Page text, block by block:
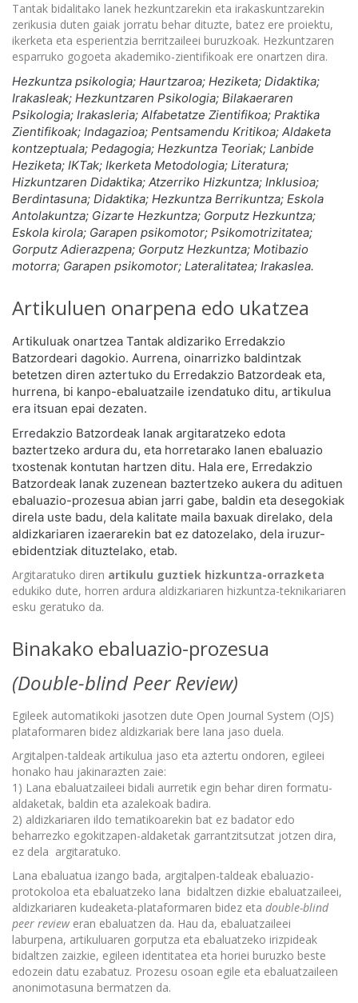
Tantak bidalitako lanek hezkuntzarekin eta irakaskuntzarekin
zerikusia duten gaiak jorratu behar dituzte, batez ere proiektu,
ikerketa eta esperientzia berritzaileei buruzkoak. Hezkuntzaren
esparruko gogoeta akademiko-zientifikoak ere onartzen dira.
Hezkuntza psikologia; Haurtzaroa; Heziketa; Didaktika;
Irakasleak; Hezkuntzaren Psikologia; Bilakaeraren
Psikologia; Irakasleria; Alfabetatze Zientifikoa; Praktika
Zientifikoak; Indagazioa; Pentsamendu Kritikoa; Aldaketa
kontzeptuala; Pedagogia; Hezkuntza Teoriak; Lanbide
Heziketa; IKTak; Ikerketa Metodologia; Literatura;
Hizkuntzaren Didaktika; Atzerriko Hizkuntza; Inklusioa;
Berdintasuna; Didaktika; Hezkuntza Berrikuntza; Eskola
Antolakuntza; Gizarte Hezkuntza; Gorputz Hezkuntza;
Eskola kirola; Garapen psikomotor; Psikomotrizitatea;
Gorputz Adierazpena; Gorputz Hezkuntza; Motibazio
motorra; Garapen psikomotor; Lateralitatea; Irakaslea.
Artikuluen onarpena edo ukatzea
Artikuluak onartzea Tantak aldizariko Erredakzio
Batzordeari dagokio. Aurrena, oinarrizko baldintzak
betetzen diren aztertuko du Erredakzio Batzordeak eta,
hurrena, bi kanpo-ebaluatzaile izendatuko ditu, artikulua
era itsuan epai dezaten.
Erredakzio Batzordeak lanak argitaratzeko edota
baztertzeko ardura du, eta horretarako lanen ebaluazio
txostenak kontutan hartzen ditu. Hala ere, Erredakzio
Batzordeak lanak zuzenean baztertzeko aukera du adituen
ebaluazio-prozesua abian jarri gabe, baldin eta desegokiak
direla uste badu, dela kalitate maila baxuak direlako, dela
aldizkariaren izaerarekin bat ez datozelako, dela iruzur-
ebidentziak dituztelako, etab.
Argitaratuko diren artikulu guztiek hizkuntza-orrazketa
edukiko dute, horren ardura aldizkariaren hizkuntza-teknikariaren
esku geratuko da.
Binakako ebaluazio-prozesua
(Double-blind Peer Review)
Egileek automatikoki jasotzen dute Open Journal System (OJS)
plataformaren bidez aldizkariak bere lana jaso duela.
Argitalpen-taldeak artikulua jaso eta aztertu ondoren, egileei
honako hau jakinarazten zaie:
1) Lana ebaluatzaileei bidali aurretik egin behar diren formatu-
aldaketak, baldin eta azalekoak badira.
2) aldizkariaren ildo tematikoarekin bat ez badator edo
beharrezko egokitzapen-aldaketak garrantzitsutzat jotzen dira,
ez dela argitaratuko.
Lana ebaluatua izango bada, argitalpen-taldeak ebaluazio-
protokoloa eta ebaluatzeko lana bidaltzen dizkie ebaluatzaileei,
aldizkariaren kudeaketa-plataformaren bidez eta double-blind
peer revieweran ebaluatzen da. Hau da, ebaluatzaileei
laburpena, artikuluaren gorputza eta ebaluatzeko irizpideak
bidaltzen zaizkie, egileen identitatea eta horiei buruzko beste
edozein datu ezabatuz. Prozesu osoan egile eta ebaluatzaileen
anonimotasuna bermatzen da.